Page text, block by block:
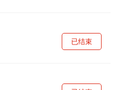
已结束